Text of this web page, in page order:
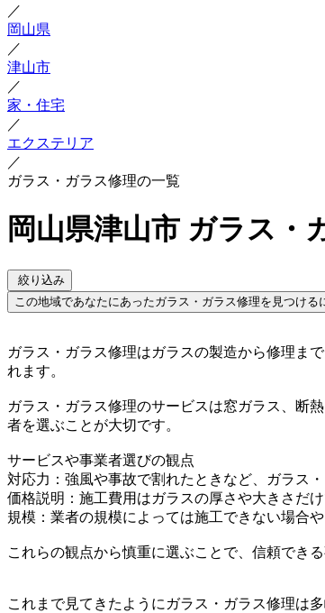
／
岡山県
／
津山市
／
家・住宅
／
エクステリア
／
ガラス・ガラス修理の一覧
岡山県津山市 ガラス・
絞り込み
この地域であなたにあったガラス・ガラス修理を見つける
ガラス・ガラス修理はガラスの製造から修理ま
れます。
ガラス・ガラス修理のサービスは窓ガラス、断
者を選ぶことが大切です。
サービスや事業者選びの観点
対応力：強風や事故で割れたときなど、ガラス
価格説明：施工費用はガラスの厚さや大きさだ
規模：業者の規模によっては施工できない場合
これらの観点から慎重に選ぶことで、信頼でき
これまで見てきたようにガラス・ガラス修理は